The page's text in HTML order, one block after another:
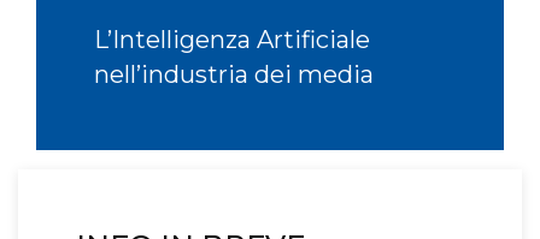
L’Intelligenza Artificiale
nell’industria dei media